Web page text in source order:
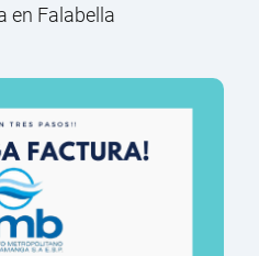
en Falabella